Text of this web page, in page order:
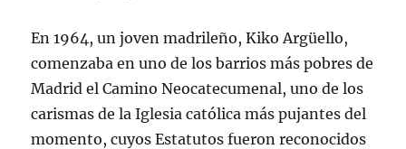
En 1964, un joven madrileño, Kiko Argüello,
comenzaba en uno de los barrios más pobres de
Madrid el Camino Neocatecumenal, uno de los
carismas de la Iglesia católica más pujantes del
momento, cuyos Estatutos fueron reconocidos